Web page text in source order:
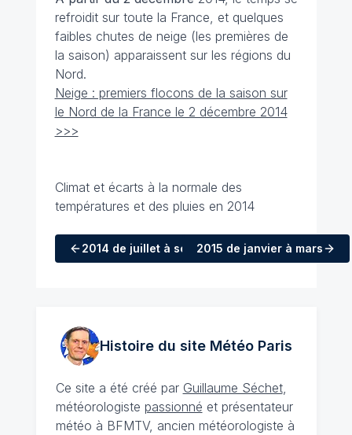
refroidit sur toute la France, et quelques
faibles chutes de neige (les premières de
la saison) apparaissent sur les régions du
Nord.
Neige : premiers flocons de la saison sur
le Nord de la France le 2 décembre 2014
>>>
Climat et écarts à la normale des
températures et des pluies en 2014
2014 de juillet à septembre
2015 de janvier à mars
Histoire du site MétéoParis
Ce site a été créé par Guillaume Séchet,
météorologiste passionné et présentateur
météo à BFMTV, ancien météorologiste à